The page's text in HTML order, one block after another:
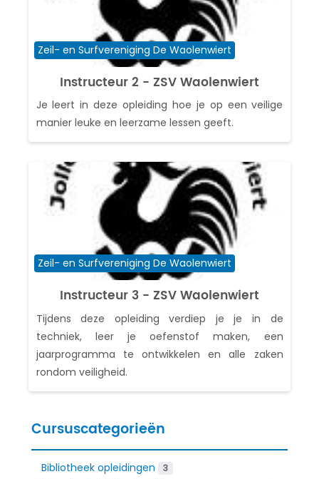
Instructeur 2 - ZSV Waolenwiert
Cursuscategorie
Zeil- en Surfvereniging De Waolenwiert
Je leert in deze opleiding hoe je op een veilige
manier leuke en leerzame lessen geeft.
Instructeur 3 - ZSV Waolenwiert
Cursuscategorie
Zeil- en Surfvereniging De Waolenwiert
Tijdens deze opleiding verdiep je je in de
techniek, leer je oefenstof maken, een
jaarprogramma te ontwikkelen en alle zaken
rondom veiligheid.
Cursuscategorieën
Bibliotheek opleidingen 3